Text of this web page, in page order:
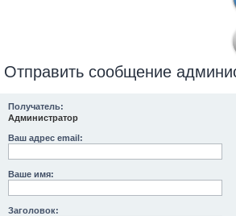
Отправить сообщение
Получатель:
Администратор
Ваш адрес email:
Ваше имя:
Заголовок: